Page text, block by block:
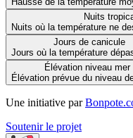
Nuits
Nuits où la température ne
Jours de canicule
Jours où la température
Élévation niveau mer
Élévation prévue du niveau
Une initiative par
Soutenir le projet